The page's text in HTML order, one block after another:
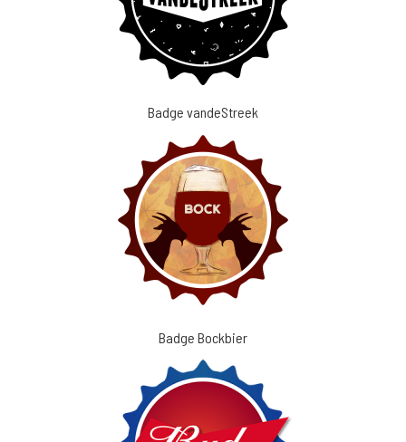
Badge vandeStreek
Badge Bockbier